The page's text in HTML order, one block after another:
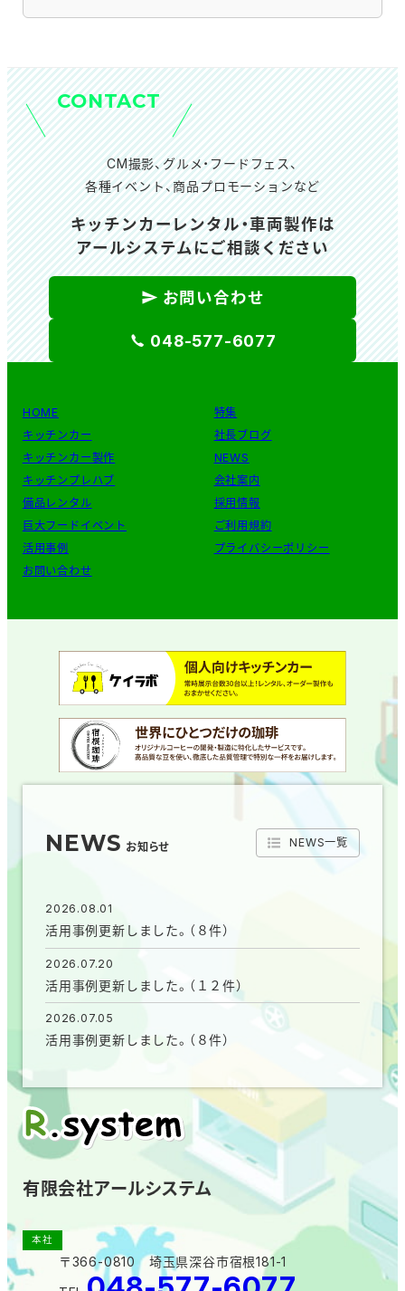
CONTACT
CM撮影、グルメ・フードフェス、
各種イベント、商品プロモーションなど
キッチンカーレンタル・車両製作は
アールシステムにご相談ください
お問い合わせ
048-577-6077
有限会社アールシステム
本社
〒366-0810 埼玉県深谷市宿根181-1
NEWS お知らせ NEWS一覧
2026.08.01
活用事例更新しました。（８件）
2026.07.20
活用事例更新しました。（１２件）
2026.07.05
活用事例更新しました。（８件）
HOME
キッチンカー
キッチンカー製作
キッチンプレハブ
備品レンタル
巨大フードイベント
活用事例
お問い合わせ
特集
社長ブログ
NEWS
会社案内
採用情報
ご利用規約
プライバシーポリシー